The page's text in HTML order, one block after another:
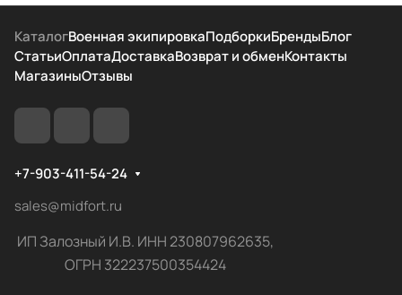
КаталогВоенная экипировкаПодборкиБрендыБлог
СтатьиОплатаДоставкаВозврат и обменКонтакты
МагазиныОтзывы
+7-903-411-54-24
sales@midfort.ru
ИП Залозный И.В. ИНН 230807962635,
ОГРН 322237500354424